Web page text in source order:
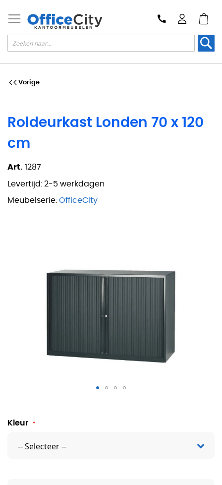
Roldeurkast Londen 70 x 120
cm
Art. 1287
Levertijd: 2-5 werkdagen
Meubelserie: OfficeCity
Roldeurkast Londen 70 x 120 cm
Kleur
Vorige